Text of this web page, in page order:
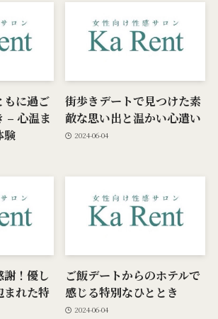
もに過ご
– 心温ま
験
街歩きデートで見つけた素
敵な思い出と温かい心遣い
2024-06-04
！優し
まれた特
ご飯デートからのホテルで
感じる特別なひととき
2024-06-04